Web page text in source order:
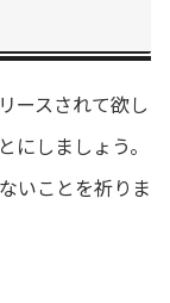
ースされて欲し
にしましょう。
いことを祈りま